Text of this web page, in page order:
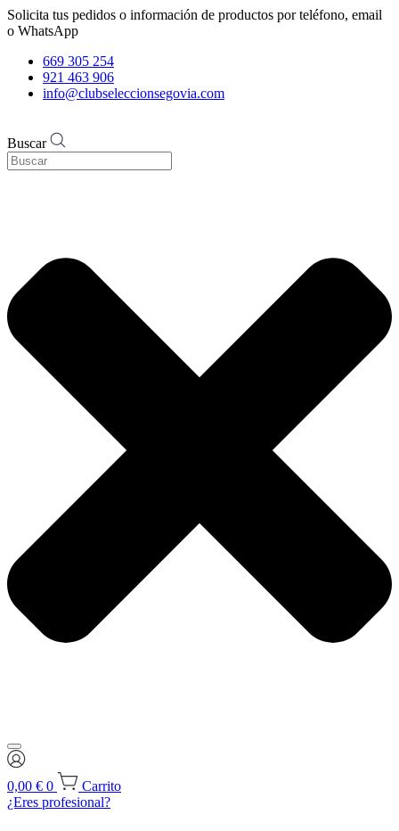
Solicita tus pedidos o información de productos por teléfono, email
o WhatsApp
669 305 254
921 463 906
info@clubseleccionsegovia.com
Buscar
0,00 € 0
Carrito
¿Eres profesional?